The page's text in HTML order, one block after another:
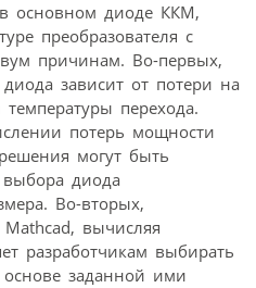
основном диоде ККМ,
преобразователя с
причинам. Во-первых,
зависит от потери на
перехода.
потерь мощности
могут быть
диода
Во-вторых,
вычисляя
разработчикам выбирать
основе заданной ими